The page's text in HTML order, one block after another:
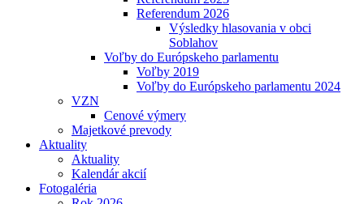
Referendum 2026
Výsledky hlasovania v obci
Soblahov
Voľby do Európskeho parlamentu
Voľby 2019
Voľby do Európskeho parlamentu 2024
VZN
Cenové výmery
Majetkové prevody
Aktuality
Aktuality
Kalendár akcií
Fotogaléria